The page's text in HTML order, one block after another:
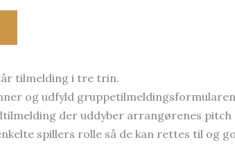
tilmelding i tre trin.
og udfyld
der uddyber arrangørenes
spillers rolle så de kan rettes til og